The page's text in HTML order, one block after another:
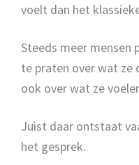
voelt dan het
Steeds meer mensen
te praten over wat ze
ook over wat ze
Juist daar ontstaat
het gesprek.